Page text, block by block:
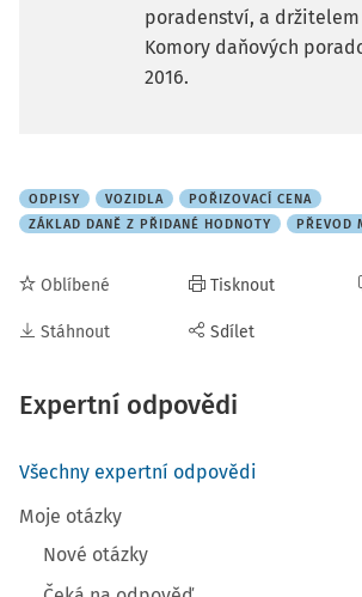
poradenství, a
Komory daňových
2016.
ODPISY VOZIDLA
POŘIZOVACÍ CENA
ZÁKLAD DANĚ Z PŘIDANÉ HODNOTY
PŘEVOD
Oblíbené
Stáhnout
Tisknout
Sdílet
Expertní odpovědi
Všechny expertní odpovědi
Moje otázky
Nové otázky